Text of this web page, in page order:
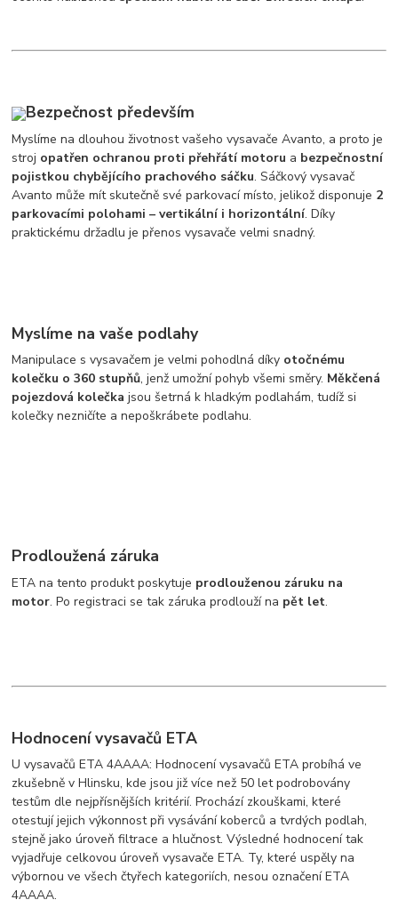
Bezpečnost především
Myslíme na dlouhou životnost vašeho vysavače Avanto, a proto je
stroj opatřen ochranou proti přehřátí motoru a bezpečnostní
pojistkou chybějícího prachového sáčku. Sáčkový vysavač
Avanto může mít skutečně své parkovací místo, jelikož disponuje 2
parkovacími polohami – vertikální i horizontální. Díky
praktickému držadlu je přenos vysavače velmi snadný.
Myslíme na vaše podlahy
Manipulace s vysavačem je velmi pohodlná díky otočnému
kolečku o 360 stupňů, jenž umožní pohyb všemi směry. Měkčená
pojezdová kolečka jsou šetrná k hladkým podlahám, tudíž si
kolečky nezničíte a nepoškrábete podlahu.
Prodloužená záruka
ETA na tento produkt poskytuje prodlouženou záruku na
motor. Po registraci se tak záruka prodlouží na pět let.
Hodnocení vysavačů ETA
U vysavačů ETA 4AAAA: Hodnocení vysavačů ETA probíhá ve
zkušebně v Hlinsku, kde jsou již více než 50 let podrobovány
testům dle nejpřísnějších kritérií. Prochází zkouškami, které
otestují jejich výkonnost při vysávání koberců a tvrdých podlah,
stejně jako úroveň filtrace a hlučnost. Výsledné hodnocení tak
vyjadřuje celkovou úroveň vysavače ETA. Ty, které uspěly na
výbornou ve všech čtyřech kategoriích, nesou označení ETA
4AAAA.